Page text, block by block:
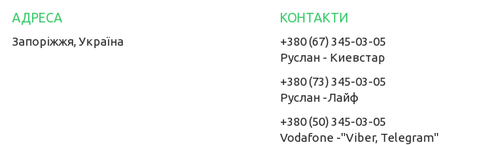
Запоріжжя, Україна
+380 (67) 345-03-05
Руслан - Киевстар
+380 (73) 345-03-05
Руслан -Лайф
+380 (50) 345-03-05
Vodafone -"Viber, Telegram"